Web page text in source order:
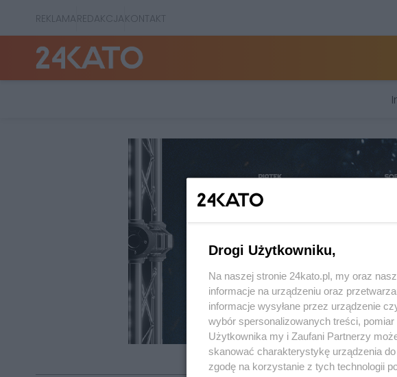
REKLAMAREDAKCJAKONTAKT
Drogi Użytkowniku,
Na naszej stronie 24kato.pl, my oraz
informacje na urządzeniu oraz
informacje wysyłane przez urządzenie
wybór spersonalizowanych treści,
Użytkownika my i Zaufani Partnerzy
skanować charakterystykę urządzenia
zgodę na korzystanie z tych technologii